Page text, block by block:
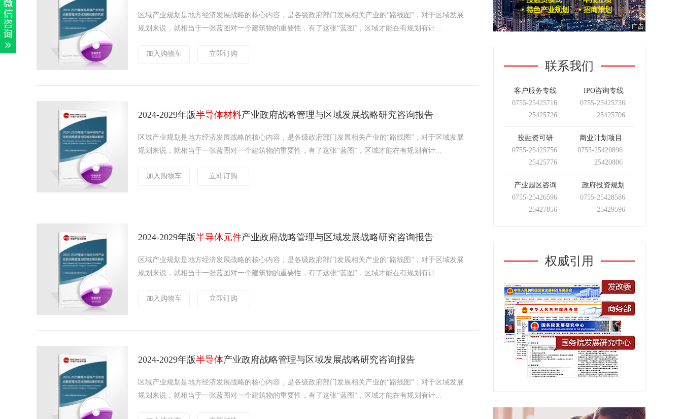
区域产业规划是地方经济发展战略的核心内容，是各级政府部门发展相关产业的“路线图”，对于区域发展
规划来说，就相当于一张蓝图对一个建筑物的重要性，有了这张“蓝图”，区域才能在有规划有计...
加入购物车 立即订购
2024-2029年版半导体材料产业政府战略管理与区域发展战略研究咨询报告
区域产业规划是地方经济发展战略的核心内容，是各级政府部门发展相关产业的“路线图”，对于区域发展
规划来说，就相当于一张蓝图对一个建筑物的重要性，有了这张“蓝图”，区域才能在有规划有计...
加入购物车 立即订购
2024-2029年版半导体元件产业政府战略管理与区域发展战略研究咨询报告
区域产业规划是地方经济发展战略的核心内容，是各级政府部门发展相关产业的“路线图”，对于区域发展
规划来说，就相当于一张蓝图对一个建筑物的重要性，有了这张“蓝图”，区域才能在有规划有计...
加入购物车 立即订购
2024-2029年版半导体产业政府战略管理与区域发展战略研究咨询报告
区域产业规划是地方经济发展战略的核心内容，是各级政府部门发展相关产业的“路线图”，对于区域发展
规划来说，就相当于一张蓝图对一个建筑物的重要性，有了这张“蓝图”，区域才能在有规划有计...
联系我们
客户服务专线
0755-25425716
25425726
IPO咨询专线
0755-25425736
25425706
投融资可研
0755-25425756
25425776
商业计划项目
0755-25420896
25420806
产业园区咨询
0755-25426596
25427856
政府投资规划
0755-25428586
25429596
权威引用